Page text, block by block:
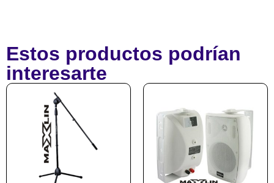
Estos productos podrían
interesarte